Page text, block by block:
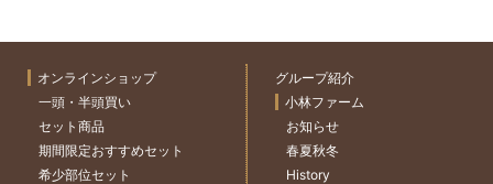
オンラインショップ
一頭・半頭買い
セット商品
期間限定おすすめセット
希少部位セット
グループ紹介
小林ファーム
お知らせ
春夏秋冬
History